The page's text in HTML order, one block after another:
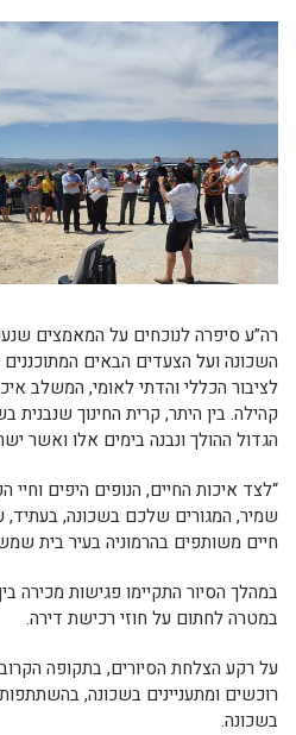
רה”ע סיפרה לנוכחים על המאמצים
השכונה ועל הצעדים הבאים
לציבור הכללי והדתי לאומי, המשלב
קהילה. בין היתר, קרית החינוך שנבנית
הגדול ההולך ונבנה בימים אלו ואשר
“לצד איכות החיים, הנופים היפים
שמיר, המגורים שלכם בשכונה, בעתיד,
חיים משותפים בהרמוניה בעיר בית
במהלך הסיור התקיימו פגישות מכירה
במטרה לחתום על חוזי רכישת דירה.
על רקע הצלחת הסיורים, בתקופה
רוכשים ומתעניינים בשכונה, בהשתתפות
בשכונה.